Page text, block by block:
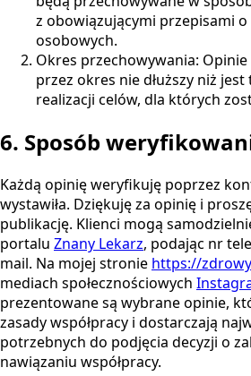
z obowiązującymi przepisami
osobowych.
Okres przechowywania:
przez okres nie dłuższy niż
realizacji celów, dla których
6. Sposób
Każdą opinię weryfikuję poprzez
wystawiła. Dziękuję za opinię i
publikację. Klienci mogą
portalu Znany Lekarz, podając nr
mail. Na mojej stronie https://
mediach społecznościowych
prezentowane są wybrane opinie,
zasady współpracy i dostarczają
potrzebnych do podjęcia decyzji o
nawiązaniu współpracy.